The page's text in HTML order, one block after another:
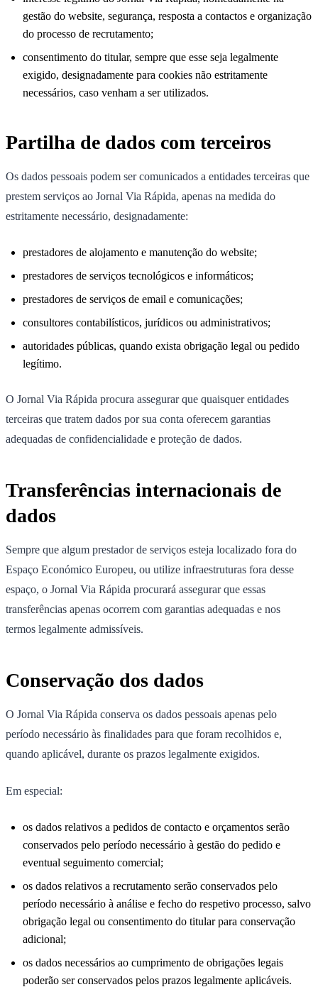
gestão do website, segurança, resposta a contactos e organização
do processo de recrutamento;
consentimento do titular, sempre que esse seja legalmente
exigido, designadamente para cookies não estritamente
necessários, caso venham a ser utilizados.
Partilha de dados com terceiros
Os dados pessoais podem ser comunicados a entidades terceiras que
prestem serviços ao Jornal Via Rápida, apenas na medida do
estritamente necessário, designadamente:
prestadores de alojamento e manutenção do website;
prestadores de serviços tecnológicos e informáticos;
prestadores de serviços de email e comunicações;
consultores contabilísticos, jurídicos ou administrativos;
autoridades públicas, quando exista obrigação legal ou pedido
legítimo.
O Jornal Via Rápida procura assegurar que quaisquer entidades
terceiras que tratem dados por sua conta oferecem garantias
adequadas de confidencialidade e proteção de dados.
Transferências internacionais de
dados
Sempre que algum prestador de serviços esteja localizado fora do
Espaço Económico Europeu, ou utilize infraestruturas fora desse
espaço, o Jornal Via Rápida procurará assegurar que essas
transferências apenas ocorrem com garantias adequadas e nos
termos legalmente admissíveis.
Conservação dos dados
O Jornal Via Rápida conserva os dados pessoais apenas pelo
período necessário às finalidades para que foram recolhidos e,
quando aplicável, durante os prazos legalmente exigidos.
Em especial:
os dados relativos a pedidos de contacto e orçamentos serão
conservados pelo período necessário à gestão do pedido e
eventual seguimento comercial;
os dados relativos a recrutamento serão conservados pelo
período necessário à análise e fecho do respetivo processo, salvo
obrigação legal ou consentimento do titular para conservação
adicional;
os dados necessários ao cumprimento de obrigações legais
poderão ser conservados pelos prazos legalmente aplicáveis.